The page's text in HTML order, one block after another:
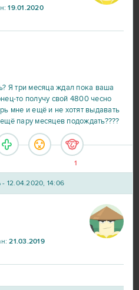
19.01.2020
Я три месяца ждал пока ваша
то получу свой 4800 чесно
мне и ещё и не хотят выдавать
пару месяцев подождать????
1
12.04.2020, 14:06
21.03.2019